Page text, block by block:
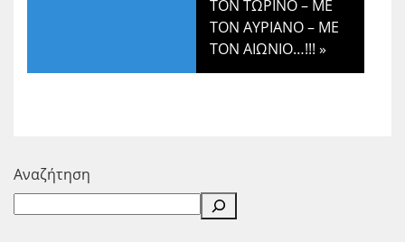
ΤΟΝ ΤΩΡΙΝΟ – ΜΕ
ΤΟΝ ΑΥΡΙΑΝΟ – ΜΕ
ΤΟΝ ΑΙΩΝΙΟ…!!! »
Αναζήτηση